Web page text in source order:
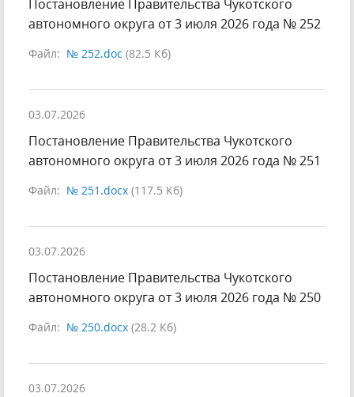
Постановление Правительства Чукотского
автономного округа от 3 июля 2026 года № 252
Файл: № 252.doc (82.5 Кб)
03.07.2026
Постановление Правительства Чукотского
автономного округа от 3 июля 2026 года № 251
Файл: № 251.docx (117.5 Кб)
03.07.2026
Постановление Правительства Чукотского
автономного округа от 3 июля 2026 года № 250
Файл: № 250.docx (28.2 Кб)
03.07.2026